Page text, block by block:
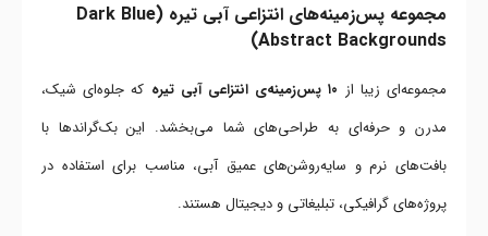
مجموعه پس‌زمینه‌های انتزاعی آبی تیره (Dark Blue
Abstract Backgrounds)
مجموعه‌ای زیبا از ۱۰ پس‌زمینه‌ی انتزاعی آبی تیره
که جلوه‌ای شیک،
مدرن و حرفه‌ای به طراحی‌های شما می‌بخشد. این بک‌گراندها با
بافت‌های نرم و سایه‌روشن‌های عمیق آبی، مناسب برای استفاده در
پروژه‌های گرافیکی، تبلیغاتی و دیجیتال هستند.